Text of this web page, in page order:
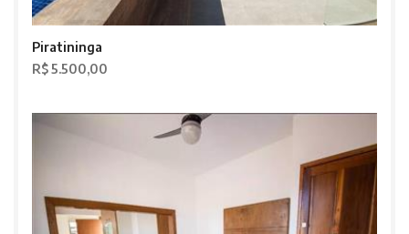
Piratininga
R$ 5.500,00